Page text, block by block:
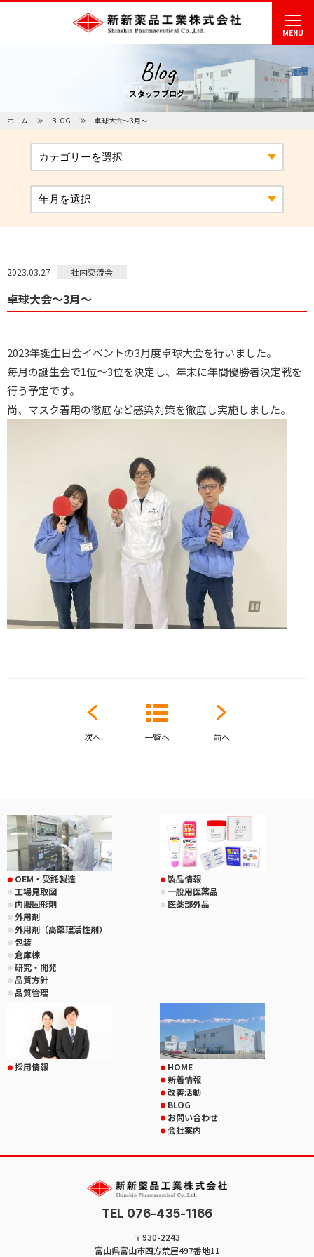
MENU
Blog
スタッフブログ
ホーム BLOG 卓球大会～3月～
2023.03.27 社内交流会
卓球大会～3月～
2023年誕生日会イベントの3月度卓球大会を行いました。
毎月の誕生会で1位～3位を決定し、年末に年間優勝者決定戦を
行う予定です。
尚、マスク着用の徹底など感染対策を徹底し実施しました。
一覧へ
次へ 前へ
OEM・受託製造
工場見取図
内服固形剤
外用剤
外用剤（高薬理活性剤）
包装
倉庫棟
研究・開発
品質方針
品質管理
製品情報
一般用医薬品
医薬部外品
採用情報
HOME
新着情報
改善活動
BLOG
お問い合わせ
会社案内
TEL 076-435-1166
〒930-2243
富山県富山市四方荒屋497番地11